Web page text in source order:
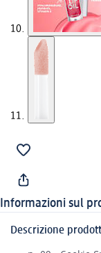
Informazioni sul
Descrizione